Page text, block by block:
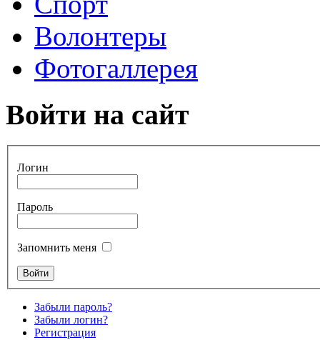
Волонтеры
Фотогаллерея
Войти на сайт
Логин
Пароль
Запомнить меня
Забыли пароль?
Забыли логин?
Регистрация